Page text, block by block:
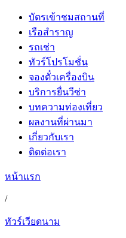
บัตรเข้าชมสถานที่
เรือสำราญ
รถเช่า
ทัวร์โปรโมชั่น
จองตั๋วเครื่องบิน
บริการยื่นวีซ่า
บทความท่องเที่ยว
ผลงานที่ผ่านมา
เกี่ยวกับเรา
ติดต่อเรา
หน้าแรก
/
ทัวร์เวียดนาม